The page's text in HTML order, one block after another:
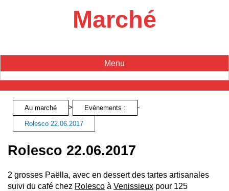
Marché
Menu
Au marché > Evènements : -
Rolesco 22.06.2017
Rolesco 22.06.2017
2 grosses Paëlla, avec en dessert des tartes artisanales
suivi du café chez Rolesco à Venissieux pour 125